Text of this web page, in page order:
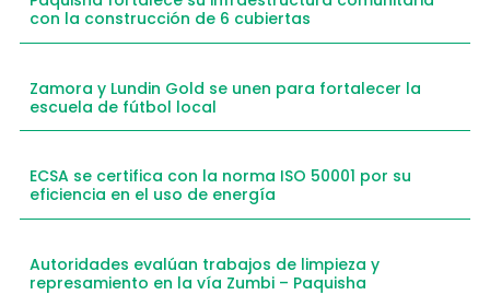
con la construcción de 6 cubiertas
Zamora y Lundin Gold se unen para fortalecer la
escuela de fútbol local
ECSA se certifica con la norma ISO 50001 por su
eficiencia en el uso de energía
Autoridades evalúan trabajos de limpieza y
represamiento en la vía Zumbi – Paquisha